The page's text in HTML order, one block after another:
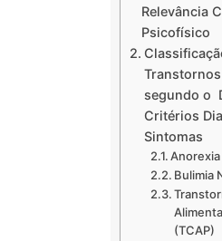
Relevância
Psicofísico
segundo o
Critérios
Sintomas
Bulimia
(TCAP)